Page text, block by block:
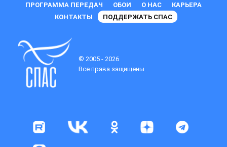
ПРОГРАММА ПЕРЕДАЧ ОБОИ О НАС
КАРЬЕРА
КОНТАКТЫ
ПОДДЕРЖАТЬ СПАС
© 2005 - 2026
Все права защищены